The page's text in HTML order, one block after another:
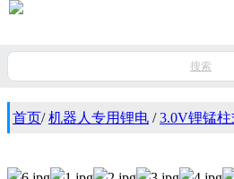
搜索
首页/ 机器人专用锂电 / 3.0V锂锰